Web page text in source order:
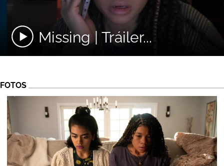
Missing | Tráiler...
FOTOS